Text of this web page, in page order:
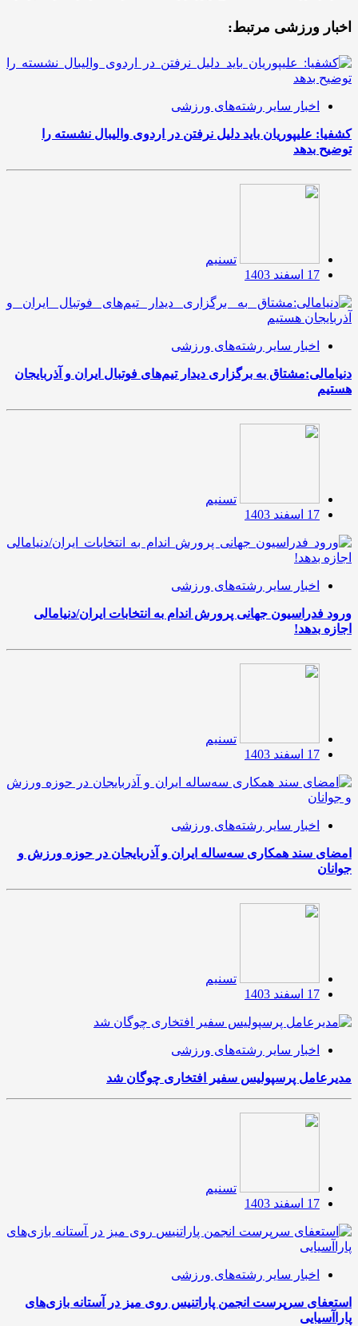
اخبار ورزشی مرتبط:
اخبار سایر رشته‌های ورزشی
کشفیا: علیپوریان باید دلیل نرفتن در اردوی والیبال نشسته را
توضیح بدهد
تسنیم
17 اسفند 1403
اخبار سایر رشته‌های ورزشی
دنیامالی:مشتاق به برگزاری دیدار تیم‌های فوتبال ایران و آذربایجان
هستیم
تسنیم
17 اسفند 1403
اخبار سایر رشته‌های ورزشی
ورود فدراسیون جهانی پرورش اندام به انتخابات ایران/دنیامالی
اجازه بدهد!
تسنیم
17 اسفند 1403
اخبار سایر رشته‌های ورزشی
امضای سند همکاری سه‌ساله ایران و آذربایجان در حوزه ورزش و
جوانان
تسنیم
17 اسفند 1403
اخبار سایر رشته‌های ورزشی
مدیرعامل پرسپولیس سفیر افتخاری چوگان شد
تسنیم
17 اسفند 1403
اخبار سایر رشته‌های ورزشی
استعفای سرپرست انجمن پاراتنیس روی میز در آستانه بازی‌های
پاراآسیایی